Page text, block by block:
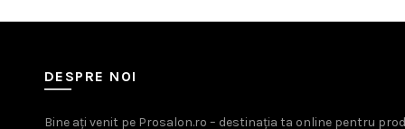
DESPRE NOI
Bine ați venit pe Prosalon.ro – destinația ta online pentru